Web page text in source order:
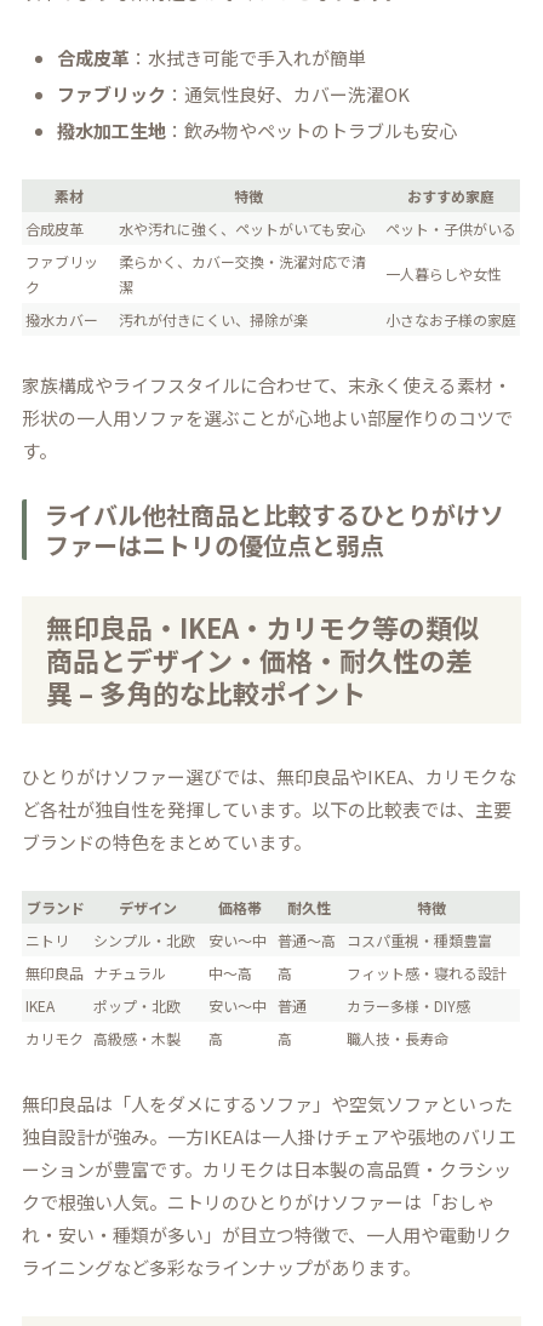
合成皮革 ：水拭き可能で手入れが簡単
ファブリック ：通気性良好、カバー洗濯OK
撥水加工生地 ：飲み物やペットのトラブルも安心
素材 特徴
おすすめ家庭
合成皮革
水や汚れに強く、ペットがいても安心
ペット・子供がいる
ファブリッ
ク
柔らかく、カバー交換・洗濯対応で清
潔
一人暮らしや女性
撥水カバー 汚れが付きにくい、掃除が楽 小さなお子様の家庭
家族構成やライフスタイルに合わせて、末永く使える素材・
形状の一人用ソファを選ぶことが心地よい部屋作りのコツで
す。
ライバル他社商品と比較するひとりがけソ
ファーはニトリの優位点と弱点
無印良品・IKEA・カリモク等の類似
商品とデザイン・価格・耐久性の差
異 – 多角的な比較ポイント
ひとりがけソファー選びでは、無印良品やIKEA、カリモクな
ど各社が独自性を発揮しています。以下の比較表では、主要
ブランドの特色をまとめています。
ブランド デザイン 価格帯 耐久性
特徴
ニトリ
シンプル・北欧 安い〜中 普通〜高
コスパ重視・種類豊富
無印良品 ナチュラル 中〜高 高
フィット感・寝れる設計
IKEA
ポップ・北欧 安い〜中 普通
カラー多様・DIY感
カリモク 高級感・木製 高 高 職人技・長寿命
無印良品は「人をダメにするソファ」や空気ソファといった
独自設計が強み。一方IKEAは一人掛けチェアや張地のバリエ
ーションが豊富です。カリモクは日本製の高品質・クラシッ
クで根強い人気。ニトリのひとりがけソファーは「おしゃ
れ・安い・種類が多い」が目立つ特徴で、一人用や電動リク
ライニングなど多彩なラインナップがあります。